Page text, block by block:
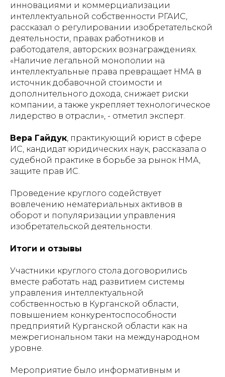
инновациями и коммерциализации
интеллектуальной собственности РГАИС,
рассказал о регулировании изобретательской
деятельности, правах работников и
работодателя, авторских вознаграждениях.
«Наличие легальной монополии на
интеллектуальные права превращает НМА в
источник добавочной стоимости и
дополнительного дохода, снижает риски
компании, а также укрепляет технологическое
лидерство в отрасли», - отметил эксперт.
Вера Гайдук, практикующий юрист в сфере
ИС, кандидат юридических наук, рассказала о
судебной практике в борьбе за рынок НМА,
защите прав ИС.
Проведение круглого содействует
вовлечению нематериальных активов в
оборот и популяризации управления
изобретательской деятельности.
Итоги и отзывы
Участники круглого стола договорились
вместе работать над развитием системы
управления интеллектуальной
собственностью в Курганской области,
повышением конкурентоспособности
предприятий Курганской области как на
межрегиональном таки на международном
уровне.
Мероприятие было информативным и